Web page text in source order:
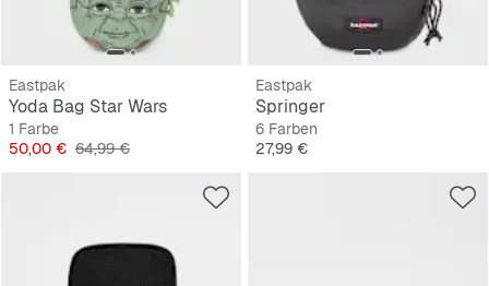
Eastpak
Yoda Bag Star Wars
1 Farbe
Preis
50,00 € Originalpreis
64,99 €
Eastpak
Springer
6 Farben
Preis
27,99 €